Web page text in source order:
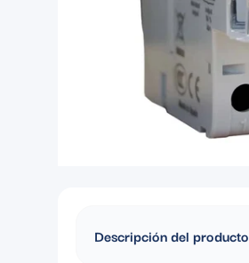
Descripción del producto